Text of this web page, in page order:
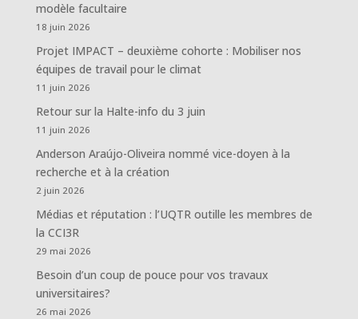
modèle facultaire
18 juin 2026
Projet IMPACT – deuxième cohorte : Mobiliser nos
équipes de travail pour le climat
11 juin 2026
Retour sur la Halte-info du 3 juin
11 juin 2026
Anderson Araújo-Oliveira nommé vice-doyen à la
recherche et à la création
2 juin 2026
Médias et réputation : l’UQTR outille les membres de
la CCI3R
29 mai 2026
Besoin d’un coup de pouce pour vos travaux
universitaires?
26 mai 2026